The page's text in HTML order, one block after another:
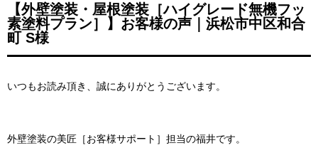
【外壁塗装・屋根塗装［ハイグレード無機フッ
素塗料プラン］】お客様の声｜浜松市中区和合
町 S様
いつもお読み頂き、誠にありがとうございます。
外壁塗装の美匠［お客様サポート］担当の福井です。